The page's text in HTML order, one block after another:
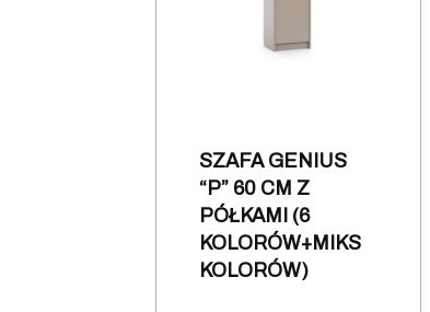
SZAFA GENIUS
“P” 60 CM Z
PÓŁKAMI (6
KOLORÓW+MIKS
KOLORÓW)